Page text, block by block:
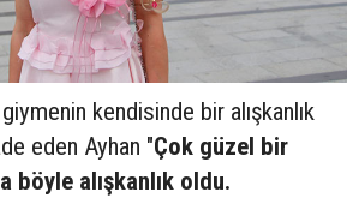
kendisinde bir alışkanlık
eden Ayhan "Çok güzel bir
böyle alışkanlık oldu.